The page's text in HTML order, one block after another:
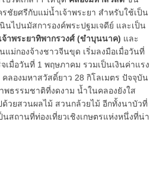
ชัยศรีกับแม่น้ำเจ้าพระยา สำหรับใช้เป็น
นไปนมัสการองค์พระปฐมเจดีย์ และเป็น
เจ้าพระยาทิพากรวงศ์ (ขำบุนนาค) และ
แม่กองจ้างชาวจีนขุด เริ่มลงมือเมื่อวันที่
เมื่อวันที่ 1 พฤษภาคม รวมเป็นเงินค่าแรง
ลองมหาสวัสดิ์ยาว 28 กิโลเมตร ปัจจุบัน
พธรรมชาติที่งดงาม น้ำในคลองยังใส
ด้วยสวนผลไม้ สวนกล้วยไม้ อีกทั้งนาบัวที่
สถานที่ท่องเที่ยวเชิงเกษตรแห่งหนึ่งที่น่า